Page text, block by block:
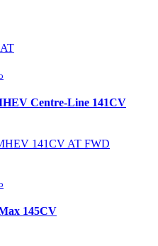
Centre-Line 141CV
145CV